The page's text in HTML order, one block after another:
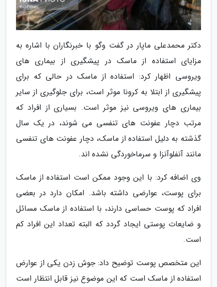
دکتر محمدعلی ماپار در گفت وگو با خبرنگاران با اشاره به
مزایای استفاده از ماسک در پیشگیری از بیماری های
ویروسی اظهار کرد: استفاده از ماسک در حالی که برای
پیشگیری از ابتلا به کرونا موثر است، برای جلوگیری از سایر
بیماری های ویروسی نیز موثر است. بسیاری از افراد که
مرتب دچار عفونت های تنفسی می شوند، در یک سال
گذشته به دلیل استفاده از ماسک، دچار عفونت های تنفسی
مانند آنفلوآنزا و سرماخوردگی نشده اند.
وی اضافه کرد: با این وجود ممکن است استفاده از ماسک
برای پوست، عوارضی داشته باشد. امکان دارد در بعضی
افراد که پوست حساسی دارند، با استفاده از ماسک مسائل
و ضایعات پوستی ایجاد گردد که البته تعداد این افراد کم
است.
این متخصص پوست توضیح داد: جوش زدن یکی از عوارض
استفاده از ماسک است که این موضوع نیز قابل انتظار است